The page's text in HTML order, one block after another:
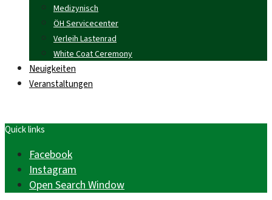
Medizynisch
ÖH Servicecenter
Verleih Lastenrad
White Coat Ceremony
Neuigkeiten
Veranstaltungen
Quick links
Facebook
Instagram
Open Search Window